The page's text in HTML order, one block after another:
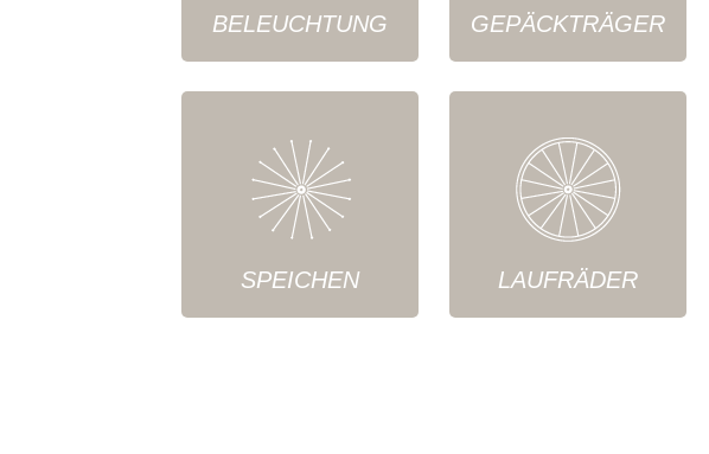
BELEUCHTUNG GEPÄCKTRÄGER
SPEICHEN LAUFRÄDER